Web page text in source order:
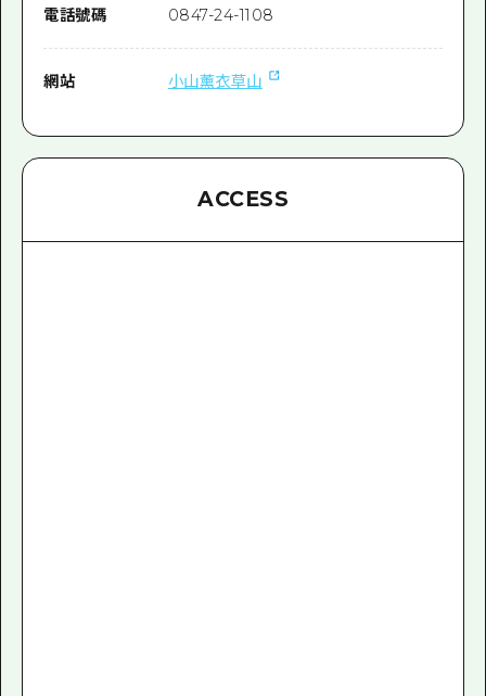
電話號碼 0847-24-1108
網站 小山薰衣草山
ACCESS